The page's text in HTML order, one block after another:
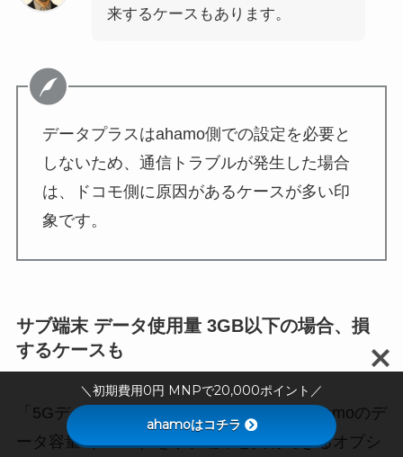
来するケースもあります。
データプラスはahamo側での設定を必要と
しないため、通信トラブルが発生した場合
は、ドコモ側に原因があるケースが多い印
象です。
サブ端末 データ使用量 3GB以下の場合、損
するケースも
「5Gデータプラス」は、月額1,100円でahamoのデ
ータ容量（30GB）をサブ端末と共有できるオプシ
＼初期費用0円 MNPで20,000ポイント／
ahamoはコチラ